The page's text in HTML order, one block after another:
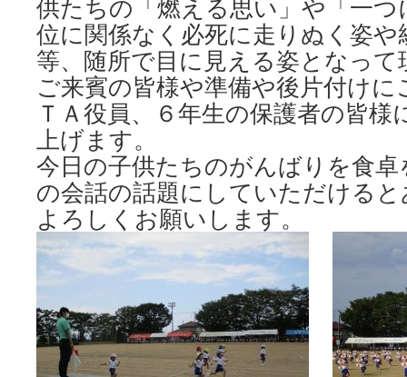
供たちの「燃える思い」や「一
位に関係なく必死に走りぬく姿
等、随所で目に見える姿となっ
ご来賓の皆様や準備や後片付け
ＴＡ役員、６年生の保護者の皆
上げます。
今日の子供たちのがんばりを食
の会話の話題にしていただける
よろしくお願いします。